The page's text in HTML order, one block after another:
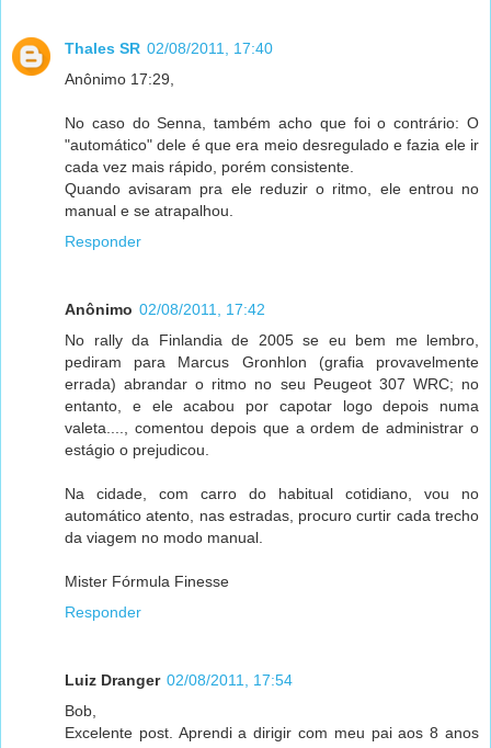
Thales SR 02/08/2011, 17:40
Anônimo 17:29,
No caso do Senna, também acho que foi o contrário: O
"automático" dele é que era meio desregulado e fazia ele ir
cada vez mais rápido, porém consistente.
Quando avisaram pra ele reduzir o ritmo, ele entrou no
manual e se atrapalhou.
Responder
Anônimo 02/08/2011, 17:42
No rally da Finlandia de 2005 se eu bem me lembro,
pediram para Marcus Gronhlon (grafia provavelmente
errada) abrandar o ritmo no seu Peugeot 307 WRC; no
entanto, e ele acabou por capotar logo depois numa
valeta...., comentou depois que a ordem de administrar o
estágio o prejudicou.
Na cidade, com carro do habitual cotidiano, vou no
automático atento, nas estradas, procuro curtir cada trecho
da viagem no modo manual.
Mister Fórmula Finesse
Responder
Luiz Dranger 02/08/2011, 17:54
Bob,
Excelente post. Aprendi a dirigir com meu pai aos 8 anos